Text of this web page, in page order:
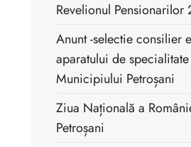
Revelionul Pensionarilor
Anunt -selectie consilier
aparatului de
Municipiului Petroșani
Ziua Națională a
Petroșani